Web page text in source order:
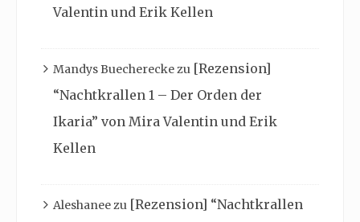
Valentin und Erik Kellen
Mandys Buechereckezu [Rezension]
“Nachtkrallen 1 – Der Orden der
Ikaria” von Mira Valentin und Erik
Kellen
Aleshaneezu [Rezension] “Nachtkrallen